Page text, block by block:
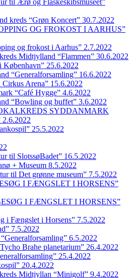
til Ærø og Flaskeskibsmuseet”
kreds “Grøn Koncert” 30.7.2022
OG FROKOST I AARHUS”
og frokost i Aarhus” 2.7.2022
Midtjylland “Flammen” 30.6.2022
25.6.2022
“Generalforsamling” 16.6.2022
Arena” 15.6.2022
“Café Hygge” 4.6.2022
“Bowling og buffet” 3.6.2022
SYDDANMARK
2.6.2022
25.5.2022
til SlotssøBadet” 16.5.2022
+ Museum 8.5.2022
til Det grønne museum” 7.5.2022
I FÆNGSLET I HORSENS”
I FÆNGSLET I HORSENS”
i Fængslet i Horsens” 7.5.2022
7.5.2022
6.5.2022
Brahe planetarium” 26.4.2022
25.4.2022
20.4.2022
Midtjyllan “Minigolf” 9.4.2022